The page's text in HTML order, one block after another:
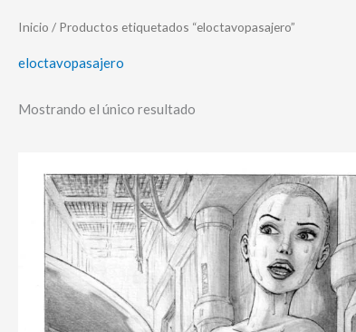
Inicio / Productos etiquetados “eloctavopasajero”
eloctavopasajero
Mostrando el único resultado